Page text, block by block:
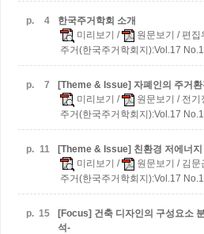
p. 4
한국주거학회 소개
미리보기 / 원문보기 / 편집
주거(한국주거학회지):Vol.17
p. 7
[Theme & Issue] 자폐인의 주거
미리보기 / 원문보기 / 전기
주거(한국주거학회지):Vol.17
p. 11
[Theme & Issue] 친환경 저에너
미리보기 / 원문보기 / 김문
주거(한국주거학회지):Vol.17
p. 15
[Focus] 건축 디자인의 구성요소
석-